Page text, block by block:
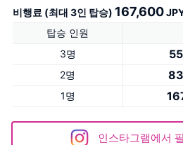
비행료 (최대 3인 탑승) 167,600
탑승 인원
3명
2명
1명
인스타그램에서